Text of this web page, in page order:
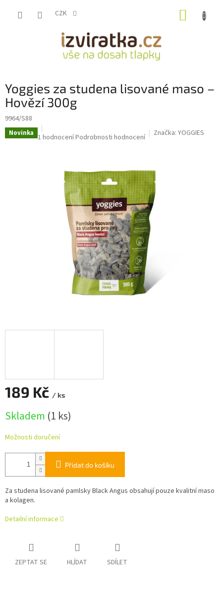
CZK
Yoggies za studena lisované maso –
Hovězí 300g
9964/S88
Novinka Průměrné
hvězdiček.
1 hodnoceníPodrobnosti hodnocení Značka: YOGGIES
189 Kč / ks
cena:
Skladem (1 ks)
Možnosti doručení
Přidat do košíku
Za studena lisované pamlsky Black Angus obsahují pouze kvalitní maso
a kolagen.
Detailní informace
ZEPTAT SE HLÍDAT SDÍLET